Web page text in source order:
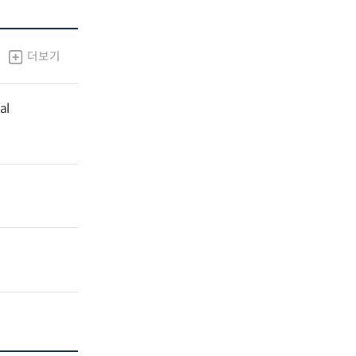
더보기